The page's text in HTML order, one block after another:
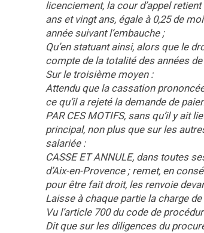
licenciement, la cour d’appel
ans et vingt ans, égale à 0,25 de
année suivant l’embauche ;
Qu’en statuant ainsi, alors que le
compte de la totalité des années
Sur le troisième moyen :
Attendu que la cassation
ce qu’il a rejeté la demande de
PAR CES MOTIFS, sans qu’il y ait
principal, non plus que sur les
salariée :
CASSE ET ANNULE, dans toutes
d’Aix-en-Provence ; remet, en
pour être fait droit, les renvoie
Laisse à chaque partie la charge
Vu l’article 700 du code de
Dit que sur les diligences du